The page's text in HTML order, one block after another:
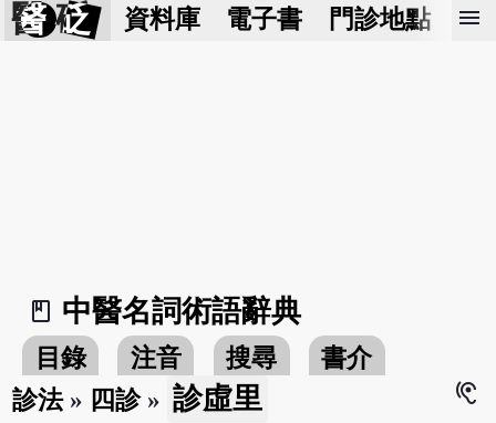
醫 砭 資料庫 電子書 門診地點 預
menu
book_2
中醫名詞術語辭典
目錄 注音 搜尋
書介
診法» 四診» 診虛里
hearing